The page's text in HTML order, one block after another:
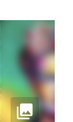
in der
Hitze
hinter der
durch
erhitzt